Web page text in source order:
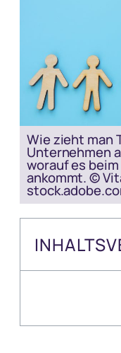
Wie zieht man
Unternehmen
worauf es
ankommt. ©